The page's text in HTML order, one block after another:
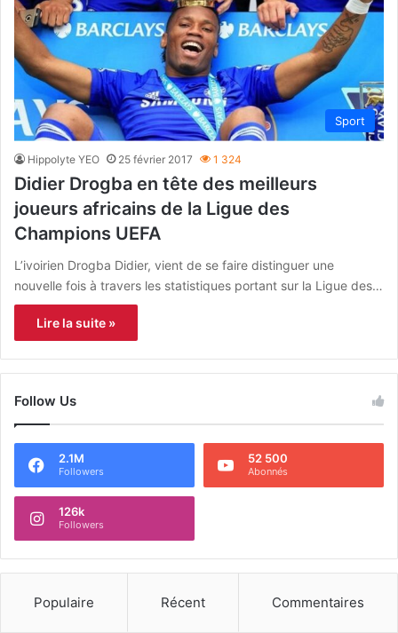
Sport
Hippolyte YEO 25 février 2017 1 324
Didier Drogba en tête des meilleurs
joueurs africains de la Ligue des
Champions UEFA
L’ivoirien Drogba Didier, vient de se faire distinguer une
nouvelle fois à travers les statistiques portant sur la Ligue des…
Lire la suite »
Follow Us
2.1M
Followers
52 500
Abonnés
126k
Followers
Populaire Récent Commentaires